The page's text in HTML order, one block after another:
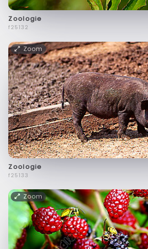
Zoologie
f25132
Zoom
Zoologie
f25133
Zoom